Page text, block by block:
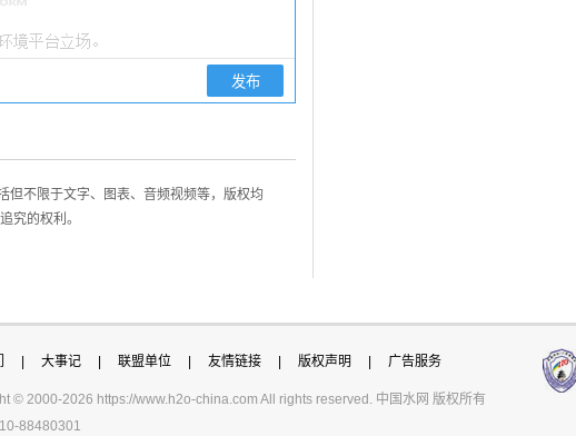
但不限于文字、图表、音频视频等，版权均
究的权利。
大事记 联盟单位 友情链接 版权声明 广告服务
© 2000-2026 https://www.h2o-china.com All rights reserved. 中国水网 版权所有
88480301